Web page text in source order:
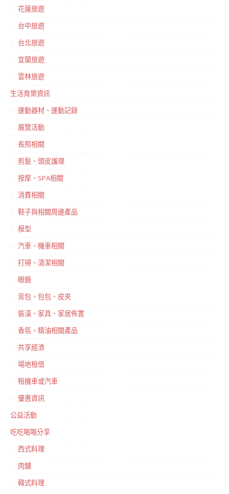
花蓮旅遊
台中旅遊
台北旅遊
宜蘭旅遊
雲林旅遊
生活育樂資訊
運動器材、運動記錄
展覽活動
長照相關
剪髮、頭皮護理
按摩、SPA相關
消費相關
鞋子與相關周邊產品
模型
汽車、機車相關
打掃、清潔相關
眼鏡
背包、包包、皮夾
裝潢、家具、家居佈置
香氛、精油相關產品
共享經濟
場地租借
租機車或汽車
優惠資訊
公益活動
吃吃喝喝分享
西式料理
肉舖
韓式料理